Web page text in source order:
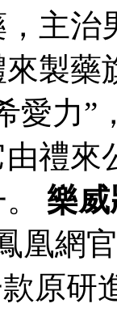
主
製藥
愛力”
禮來
樂威
凰網
原研